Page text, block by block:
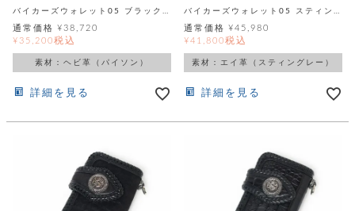
通常価格 ¥38,720
¥ 35,200税込
素材：ヘビ革（パイソン）
詳細を見る
通常価格 ¥45,980
¥41,800税込
素材：エイ革（スティングレー）
詳細を見る